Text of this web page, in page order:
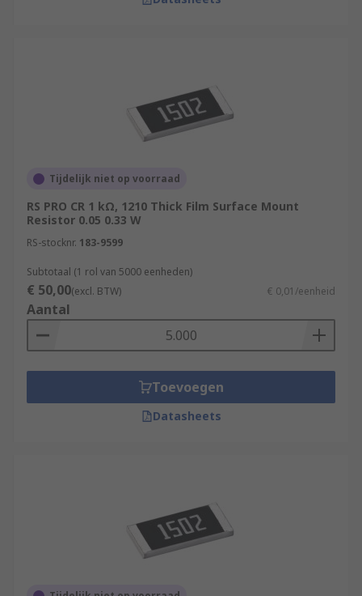
Tijdelijk niet op voorraad
RS PRO CR 1 kΩ, 1210 Thick Film Surface Mount
Resistor 0.05 0.33 W
RS-stocknr. 183-9599
Subtotaal (1 rol van 5000 eenheden)
€ 50,00(excl. BTW) € 0,01/eenheid
Aantal
Toevoegen
Datasheets